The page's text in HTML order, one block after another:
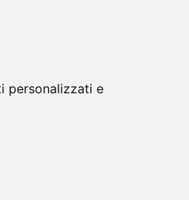
personalizzati e